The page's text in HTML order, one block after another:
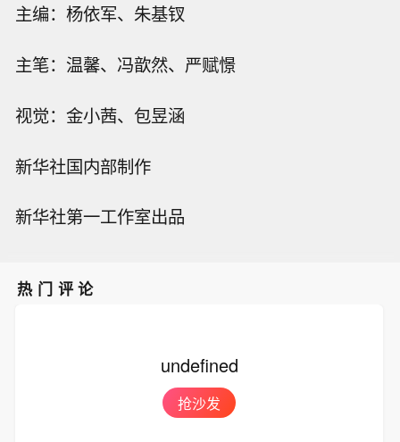
主编：杨依军、朱基钗
主笔：温馨、冯歆然、严赋憬
视觉：金小茜、包昱涵
新华社国内部制作
新华社第一工作室出品
热门评论
undefined
抢沙发